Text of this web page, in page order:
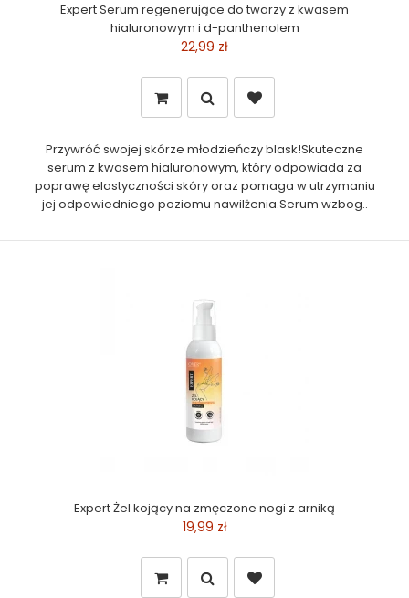
Expert Serum regenerujące do twarzy z kwasem
hialuronowym i d-panthenolem
22,99 zł
Przywróć swojej skórze młodzieńczy blask!Skuteczne
serum z kwasem hialuronowym, który odpowiada za
poprawę elastyczności skóry oraz pomaga w utrzymaniu
jej odpowiedniego poziomu nawilżenia.Serum wzbog..
Expert Żel kojący na zmęczone nogi z arniką
19,99 zł